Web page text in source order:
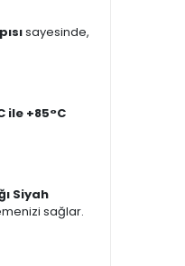
sayesinde,
ile +85°C
Siyah
sağlar.